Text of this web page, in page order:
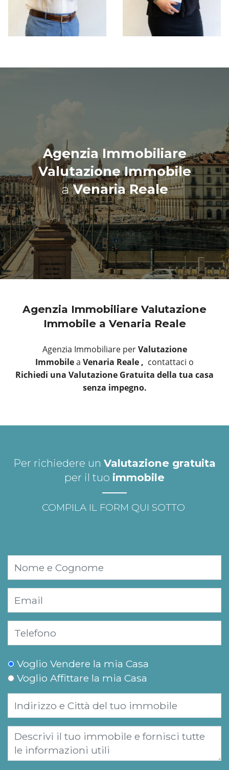
Agenzia Immobiliare
Valutazione Immobile
aVenaria Reale
Agenzia Immobiliare Valutazione
Immobile a Venaria Reale
Agenzia Immobiliare perValutazione
Immobilea Venaria Reale , contattaci o
Richiedi una Valutazione Gratuita della tua casa
senza impegno.
Per richiedere un Valutazione gratuita
per il tuo immobile
COMPILA IL FORM QUI SOTTO
Voglio Vendere la mia Casa
Voglio Affittare la mia Casa